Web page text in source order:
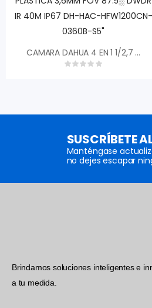
CAMARA DAHUA 4 EN 1 1/2,7 CMOS 1080P 2MP TIPO BALA PLASTICA 3,6MM FOV 87.5░ DWDR IR 40M IP67 DH-HAC-HFW1200CN-0360B-S5″
SUSCRÍBETE
Manténgase
no dejes escapar
Brindamos soluciones inteligentes e
a tu medida.